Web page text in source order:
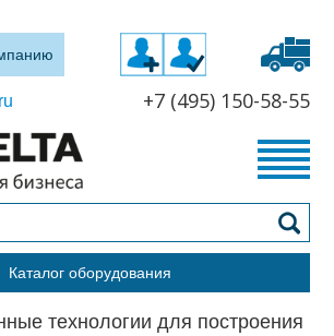
+7 (495) 150-58-55
Каталог оборудования
технологии для построения